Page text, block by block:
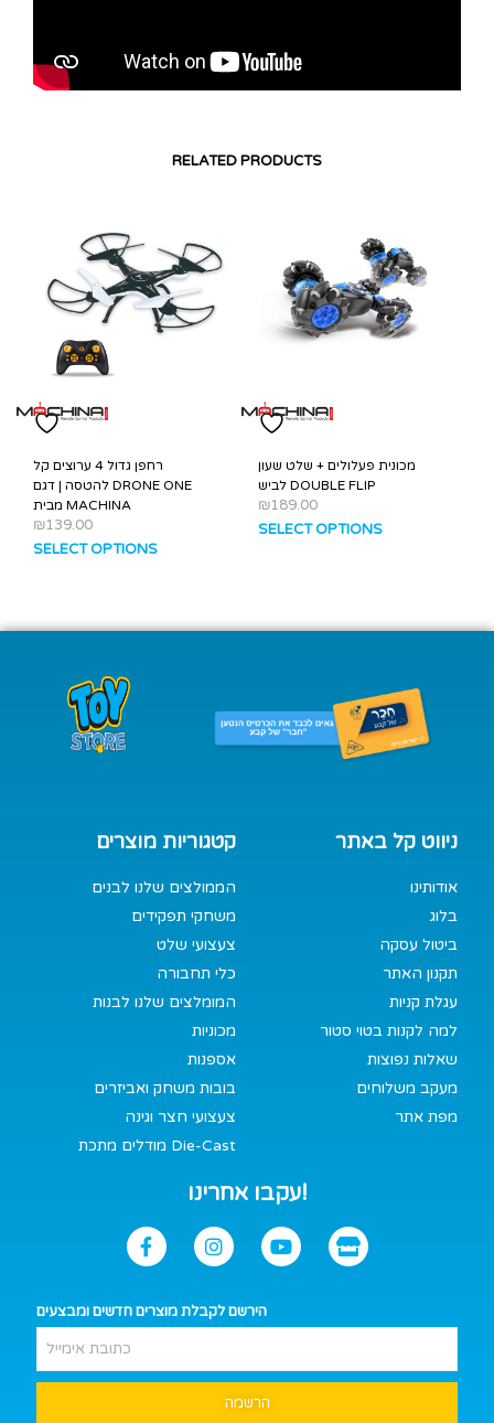
RELATED PRODUCTS
רחפן גדול 4 ערוצים קל
להטסה | דגם DRONE ONE
מבית MACHINA
₪139.00
SELECT OPTIONS
מכונית פעלולים + שלט שעון
לביש DOUBLE FLIP
₪189.00
SELECT OPTIONS
קטגוריות מוצרים
הממולצים שלנו לבנים
משחקי תפקידים
צעצועי שלט
כלי תחבורה
המומלצים שלנו לבנות
מכוניות
אספנות
בובות משחק ואביזרים
צעצועי חצר וגינה
מודלים מתכת Die-Cast
ניווט קל באתר
אודותינו
בלוג
ביטול עסקה
תקנון האתר
עגלת קניות
למה לקנות בטוי סטור
שאלות נפוצות
מעקב משלוחים
מפת אתר
עקבו אחרינו!
הירשם לקבלת מוצרים חדשים ומבצעים
הרשמה